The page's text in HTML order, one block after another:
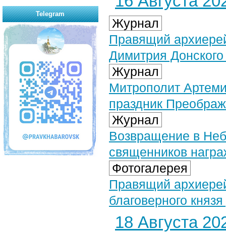
Журнал
Правящий
Димитрия
Журнал
Митрополит
праздник
Журнал
Возвращение в
священников
Фотогалерея
Правящий
благоверного
18 Августа
Telegram